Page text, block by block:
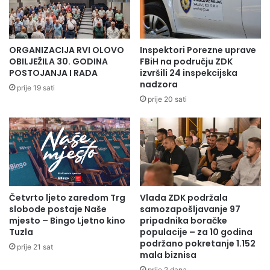
objavljeno je osmo izdanje “Vječnika”, a ukupan tiraž svih
izdanja je 12.000 primjeraka.
Umro je 15. septembra 2011. godine u Sarajevu u 71. godini
života.
1975. Šestoaprilska nagrada grada Sarajeva za roman
Ugursuz;
– za televizijsku adaptaciju Ugursuza prvu nagradu za
dramski tekst na Bledskom festivalu 1970. godine,
– za roman Karabeg godišnju nagradu Izdavačkog
preduzeća “Svjetlost” 1971. godine,
– za roman Braća i veziri godišnju nagradu Izdavačkog
preduzeća “Veselin Masleša” 1989.
ORGANIZACIJA RVI OLOVO
OBILJEŽILA 30. GODINA
POSTOJANJA I RADA
prije 19 sati
Inspektori Porezne uprave
FBiH na području ZDK
izvršili 24 inspekcijska
nadzora
prije 20 sati
Četvrto ljeto zaredom Trg
slobode postaje Naše
mjesto – Bingo Ljetno kino
Tuzla
prije 21 sat
Vlada ZDK podržala
samozapošljavanje 97
pripadnika boračke
populacije – za 10 godina
podržano pokretanje 1.152
mala biznisa